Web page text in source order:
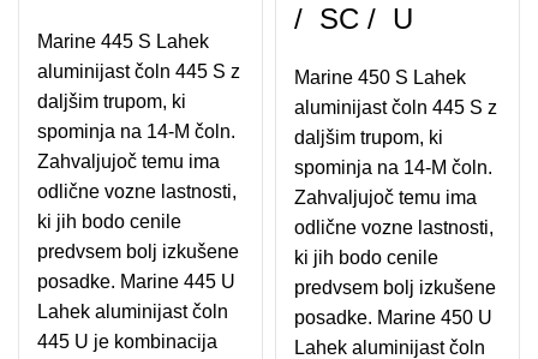
Marine 445 S Lahek
aluminijast čoln 445 S z
daljšim trupom, ki
spominja na 14-M čoln.
Zahvaljujoč temu ima
odlične vozne lastnosti,
ki jih bodo cenile
predvsem bolj izkušene
posadke. Marine 445 U
Lahek aluminijast čoln
445 U je kombinacija
/ SC / U
Marine 450 S Lahek
aluminijast čoln 445 S z
daljšim trupom, ki
spominja na 14-M čoln.
Zahvaljujoč temu ima
odlične vozne lastnosti,
ki jih bodo cenile
predvsem bolj izkušene
posadke. Marine 450 U
Lahek aluminijast čoln